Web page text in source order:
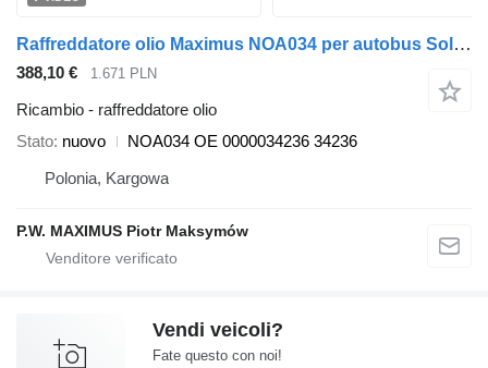
Raffreddatore olio Maximus NOA034 per autobus Solaris URBINO
388,10 € 1.671 PLN
Ricambio - raffreddatore olio
Stato nuovo
NOA034 OE 0000034236 34236
Polonia, Kargowa
P.W. MAXIMUS Piotr Maksymów
Vendi veicoli?
Fate questo con noi!